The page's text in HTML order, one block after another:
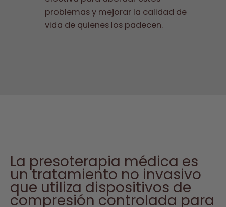
problemas y mejorar la calidad de
vida de quienes los padecen.
La presoterapia médica es
un tratamiento no invasivo
que utiliza dispositivos de
compresión controlada para